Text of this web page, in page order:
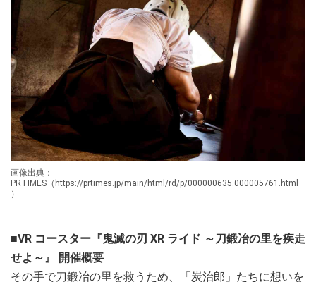
画像出典：
PRTIMES（https://prtimes.jp/main/html/rd/p/000000635.000005761.html
）
■VR コースター『鬼滅の刃 XR ライド ～刀鍛冶の里を疾走
せよ～』 開催概要
その手で刀鍛冶の里を救うため、「炭治郎」たちに想いを